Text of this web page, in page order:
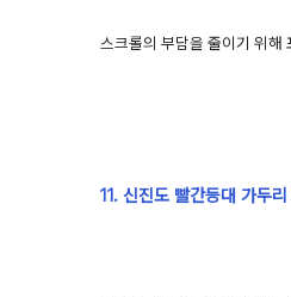
스크롤의 부담을 줄이기 위해
11. 신진도 빨간등대 가두